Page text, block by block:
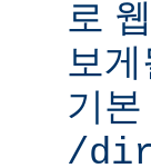
로
보
기
/